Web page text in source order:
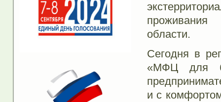
проживания
области.
Сегодня в
«МФЦ для
и с